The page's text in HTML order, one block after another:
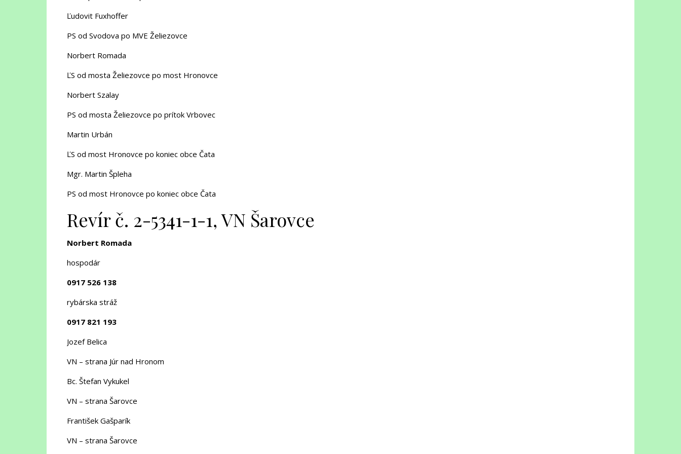
Ľudovit Fuxhoffer
PS od Svodova po MVE Želiezovce
Norbert Romada
ĽS od mosta Želiezovce po most Hronovce
Norbert Szalay
PS od mosta Želiezovce po prítok Vrbovec
Martin Urbán
ĽS od most Hronovce po koniec obce Čata
Mgr. Martin Špleha
PS od most Hronovce po koniec obce Čata
Revír č. 2-5341-1-1, VN Šarovce
Norbert Romada
hospodár
0917 526 138
rybárska stráž
0917 821 193
Jozef Belica
VN – strana Júr nad Hronom
Bc. Štefan Vykukel
VN – strana Šarovce
František Gašparík
VN – strana Šarovce